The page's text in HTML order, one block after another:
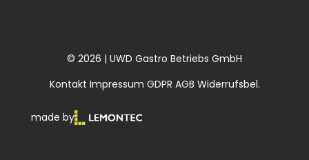
© 2026 | UWD Gastro Betriebs GmbH
Kontakt Impressum GDPR AGB Widerrufsbel.
made by